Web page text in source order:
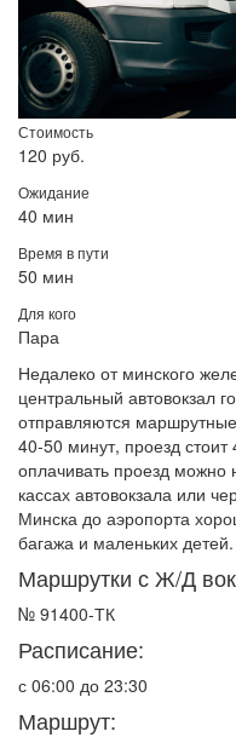
Стоимость
120 руб.
Ожидание
40 мин
Время в пути
50 мин
Для кого
Пара
Недалеко от минского
центральный автовокзал
отправляются
40-50 минут, проезд стоит
оплачивать проезд можно
кассах автовокзала или
Минска до аэропорта
багажа и маленьких детей.
Маршрутки с Ж/Д
№ 91400-ТК
Расписание:
с 06:00 до 23:30
Маршрут: